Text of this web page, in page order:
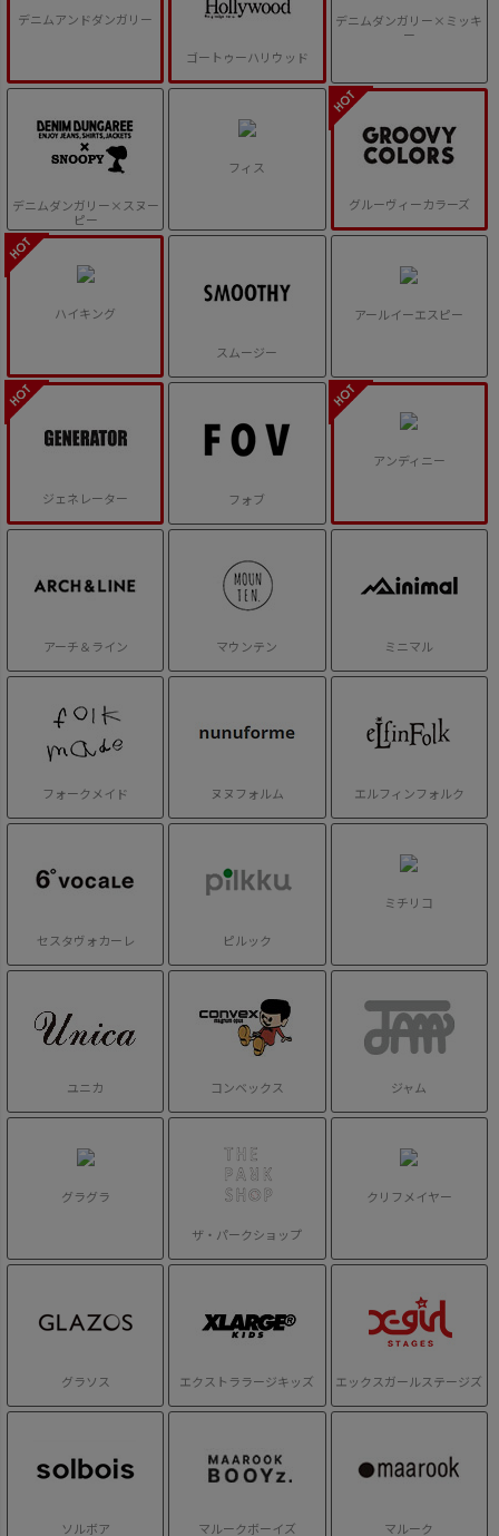
デニムアンドダンガリー
ゴートゥーハリウッド
デニムダンガリー×ミッキ
ー
デニムダンガリー×スヌー
ピー
フィス
グルーヴィーカラーズ
ハイキング
スムージー
アールイーエスピー
ジェネレーター フォブ
アンディニー
アーチ＆ライン マウンテン ミニマル
フォークメイド ヌヌフォルム エルフィンフォルク
セスタヴォカーレ ピルック
ミチリコ
ユニカ コンベックス ジャム
グラグラ
ザ・パークショップ
クリフメイヤー
グラソス エクストララージキッズ エックスガールステージズ
ソルボア マルークボーイズ マルーク